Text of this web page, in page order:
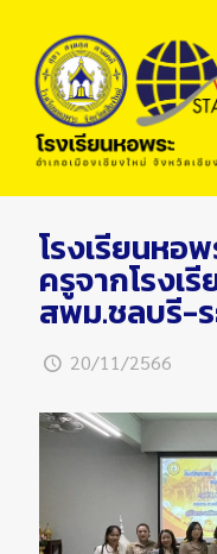
โรงเรียนหอ
ครูจากโรงเ
สพม.ชลบรี-
20/11/2566